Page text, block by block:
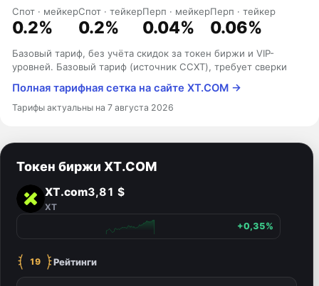
Спот · мейкер
0.2%
Спот · тейкер
0.2%
Перп · мейкер
0.04%
Перп · тейкер
0.06%
Базовый тариф, без учёта скидок за токен биржи и VIP-
уровней. Базовый тариф (источник CCXT), требует сверки
Полная тарифная сетка на сайте XT.COM →
Тарифы актуальны на 7 августа 2026
Токен биржи XT.COM
XT.com3,81 $
XT
+0,35%
19 Рейтинги